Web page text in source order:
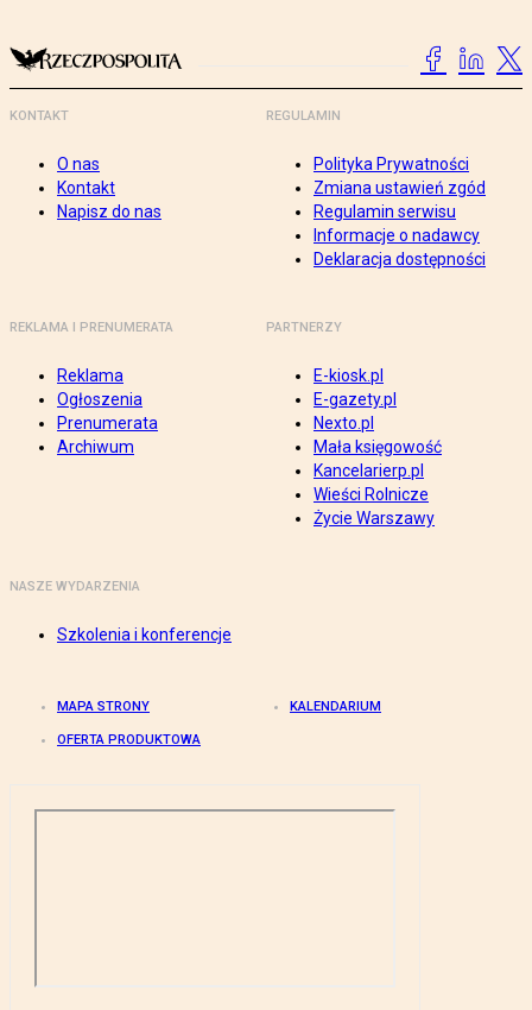
KONTAKT
O nas
Kontakt
Napisz do nas
REGULAMIN
Polityka Prywatności
Zmiana ustawień zgód
Regulamin serwisu
Informacje o nadawcy
Deklaracja dostępności
REKLAMA I PRENUMERATA
Reklama
Ogłoszenia
Prenumerata
Archiwum
PARTNERZY
E-kiosk.pl
E-gazety.pl
Nexto.pl
Mała księgowość
Kancelarierp.pl
Wieści Rolnicze
Życie Warszawy
NASZE WYDARZENIA
Szkolenia i konferencje
MAPA STRONY KALENDARIUM
OFERTA PRODUKTOWA